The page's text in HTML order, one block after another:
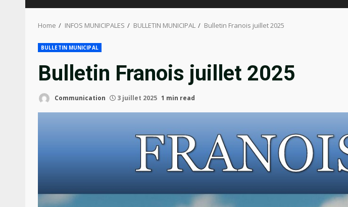
Home INFOS MUNICIPALES BULLETIN MUNICIPAL Bulletin Franois juillet 2025
BULLETIN MUNICIPAL
Bulletin Franois juillet 2025
Communication 3 juillet 2025 1 min read